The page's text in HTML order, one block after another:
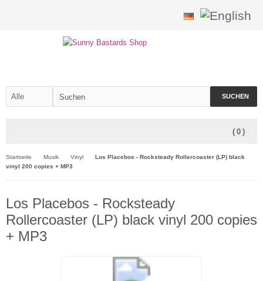
SUCHEN
( 0 )
Startseite Musik Vinyl
Los Placebos - Rocksteady Rollercoaster (LP) black
vinyl 200 copies + MP3
Los Placebos - Rocksteady
Rollercoaster (LP) black vinyl 200 copies
+ MP3